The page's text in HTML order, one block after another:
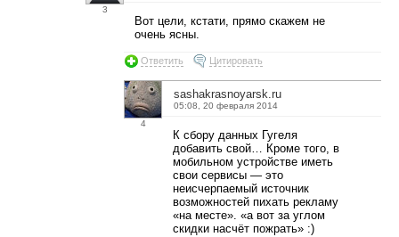
3
Вот цели, кстати, прямо скажем не
очень ясны.
Ответить Цитировать
4
sashakrasnoyarsk.ru
05:08, 20 февраля 2014
К сбору данных Гугеля
добавить свой… Кроме того, в
мобильном устройстве иметь
свои сервисы — это
неисчерпаемый источник
возможностей пихать рекламу
«на месте». «а вот за углом
скидки насчёт пожрать» :)